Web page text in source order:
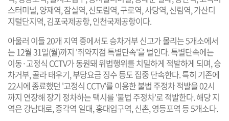
스터미널, 양재역, 잠실역, 신도림역, 구로역, 사당역, 신림역, 가산디
지털단지역, 김포국제공항, 인천국제공항이다.
아울러 이들 20개 지역 중에서도 승차거부 신고가 몰리는 5개소에서
는 12월 31일(월)까지 '취약지점 특별단속'을 벌인다. 특별단속에는
이동·고정식 CCTV가 동원돼 위법행위를 치밀하게 적발하게 되며, 승
차거부, 골라 태우기, 부당요금 징수 등도 집중 단속한다. 특히 기존에
22시에 종료했던 '고정식 CCTV'를 이용한 불법 주정차 적발을 02시
까지 연장해 장기 정차하는 택시를 '불법 주정차'로 적발한다. 해당 지
역은 강남대로, 종각역 일대, 홍대입구역, 신촌, 영등포역 등 5개소다.